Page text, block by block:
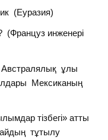
(Еуразия)
инженері
Австралялық ұлы
Мексиканың
тізбегі» атты
тұтылу